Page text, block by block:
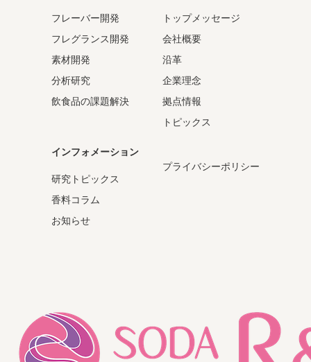
フレーバー開発
フレグランス開発
素材開発
分析研究
飲食品の課題解決
トップメッセージ
会社概要
沿革
企業理念
拠点情報
トピックス
インフォメーション
研究トピックス
香料コラム
お知らせ
プライバシーポリシー